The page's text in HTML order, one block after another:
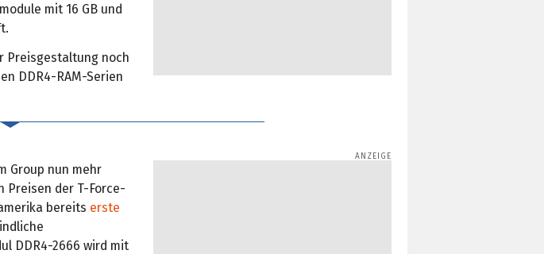
mit 16 GB und
Preisgestaltung noch
DDR4-RAM-Serien
Group nun mehr
Preisen der T-Force-
bereits erste
DDR4-2666 wird mit